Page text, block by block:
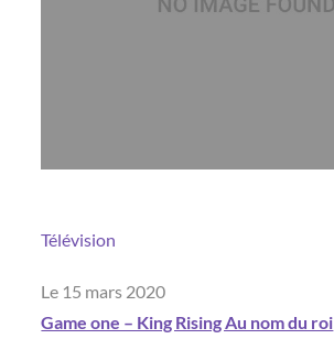
Télévision
Le 15 mars 2020
Game one – King Rising Au nom du roi